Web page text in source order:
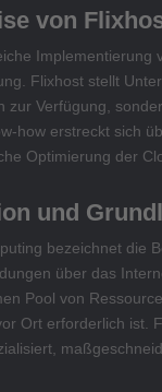
von
Implementierung
Flixhost stellt
zur Verfügung,
how erstreckt sich
Optimierung der
und
bezeichnet die
über das
Pool von
Ort erforderlich ist.